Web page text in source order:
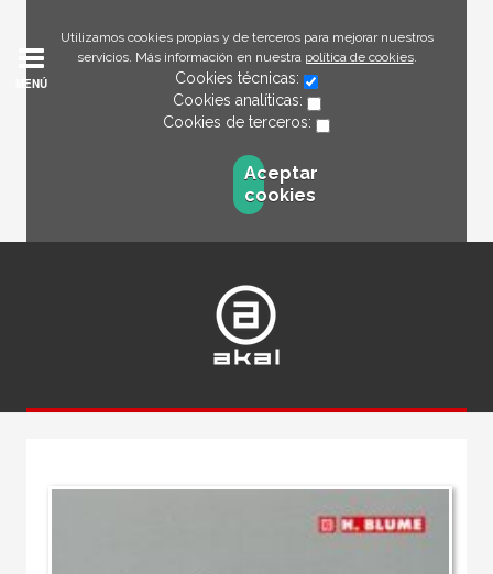
Utilizamos cookies propias y de terceros para mejorar nuestros
servicios. Más información en nuestra política de cookies.
Cookies técnicas:
Cookies analíticas:
Cookies de terceros:
Aceptar
cookies
MENÚ